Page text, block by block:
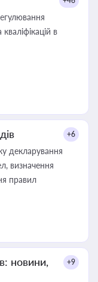
в
+6
декларування
визначення
правил
новини,
+9